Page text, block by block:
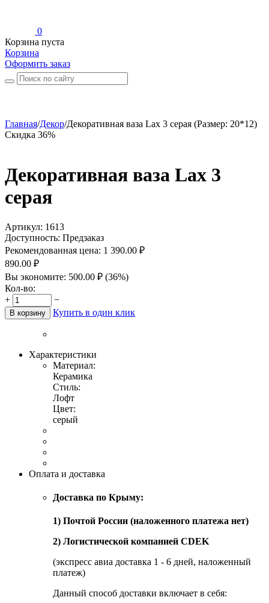
0
Корзина пуста
Корзина
Оформить заказ
Главная/Декор/Декоративная ваза Lax 3 серая (Размер: 20*12)
Скидка 36%
Декоративная ваза Lax 3
серая
Артикул: 1613
Доступность: Предзаказ
Рекомендованная цена: 1 390.00 ₽
890.00 ₽
Вы экономите: 500.00 ₽ (36%)
Кол-во:
+
−
В корзину Купить в один клик
Характеристики
Материал:
Керамика
Стиль:
Лофт
Цвет:
серый
Оплата и доставка
Доставка по Крыму:
1) Почтой России (наложенного платежа нет)
2) Логистической компанией CDEK
(экспресс авиа доставка 1 - 6 дней, наложенный
платеж)
Данный способ доставки включает в себя: